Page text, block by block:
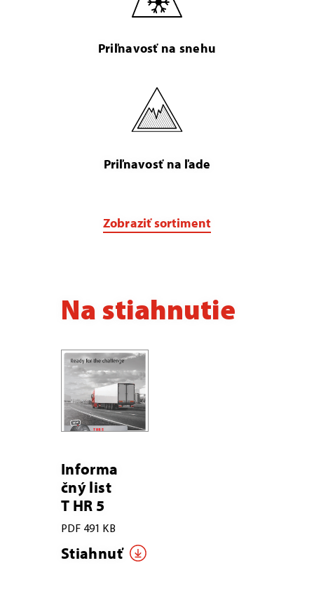
Priľnavosť na snehu
Priľnavosť na ľade
Zobraziť sortiment
Na stiahnutie
Informa
čný list
T HR 5
PDF 491 KB
Stiahnuť